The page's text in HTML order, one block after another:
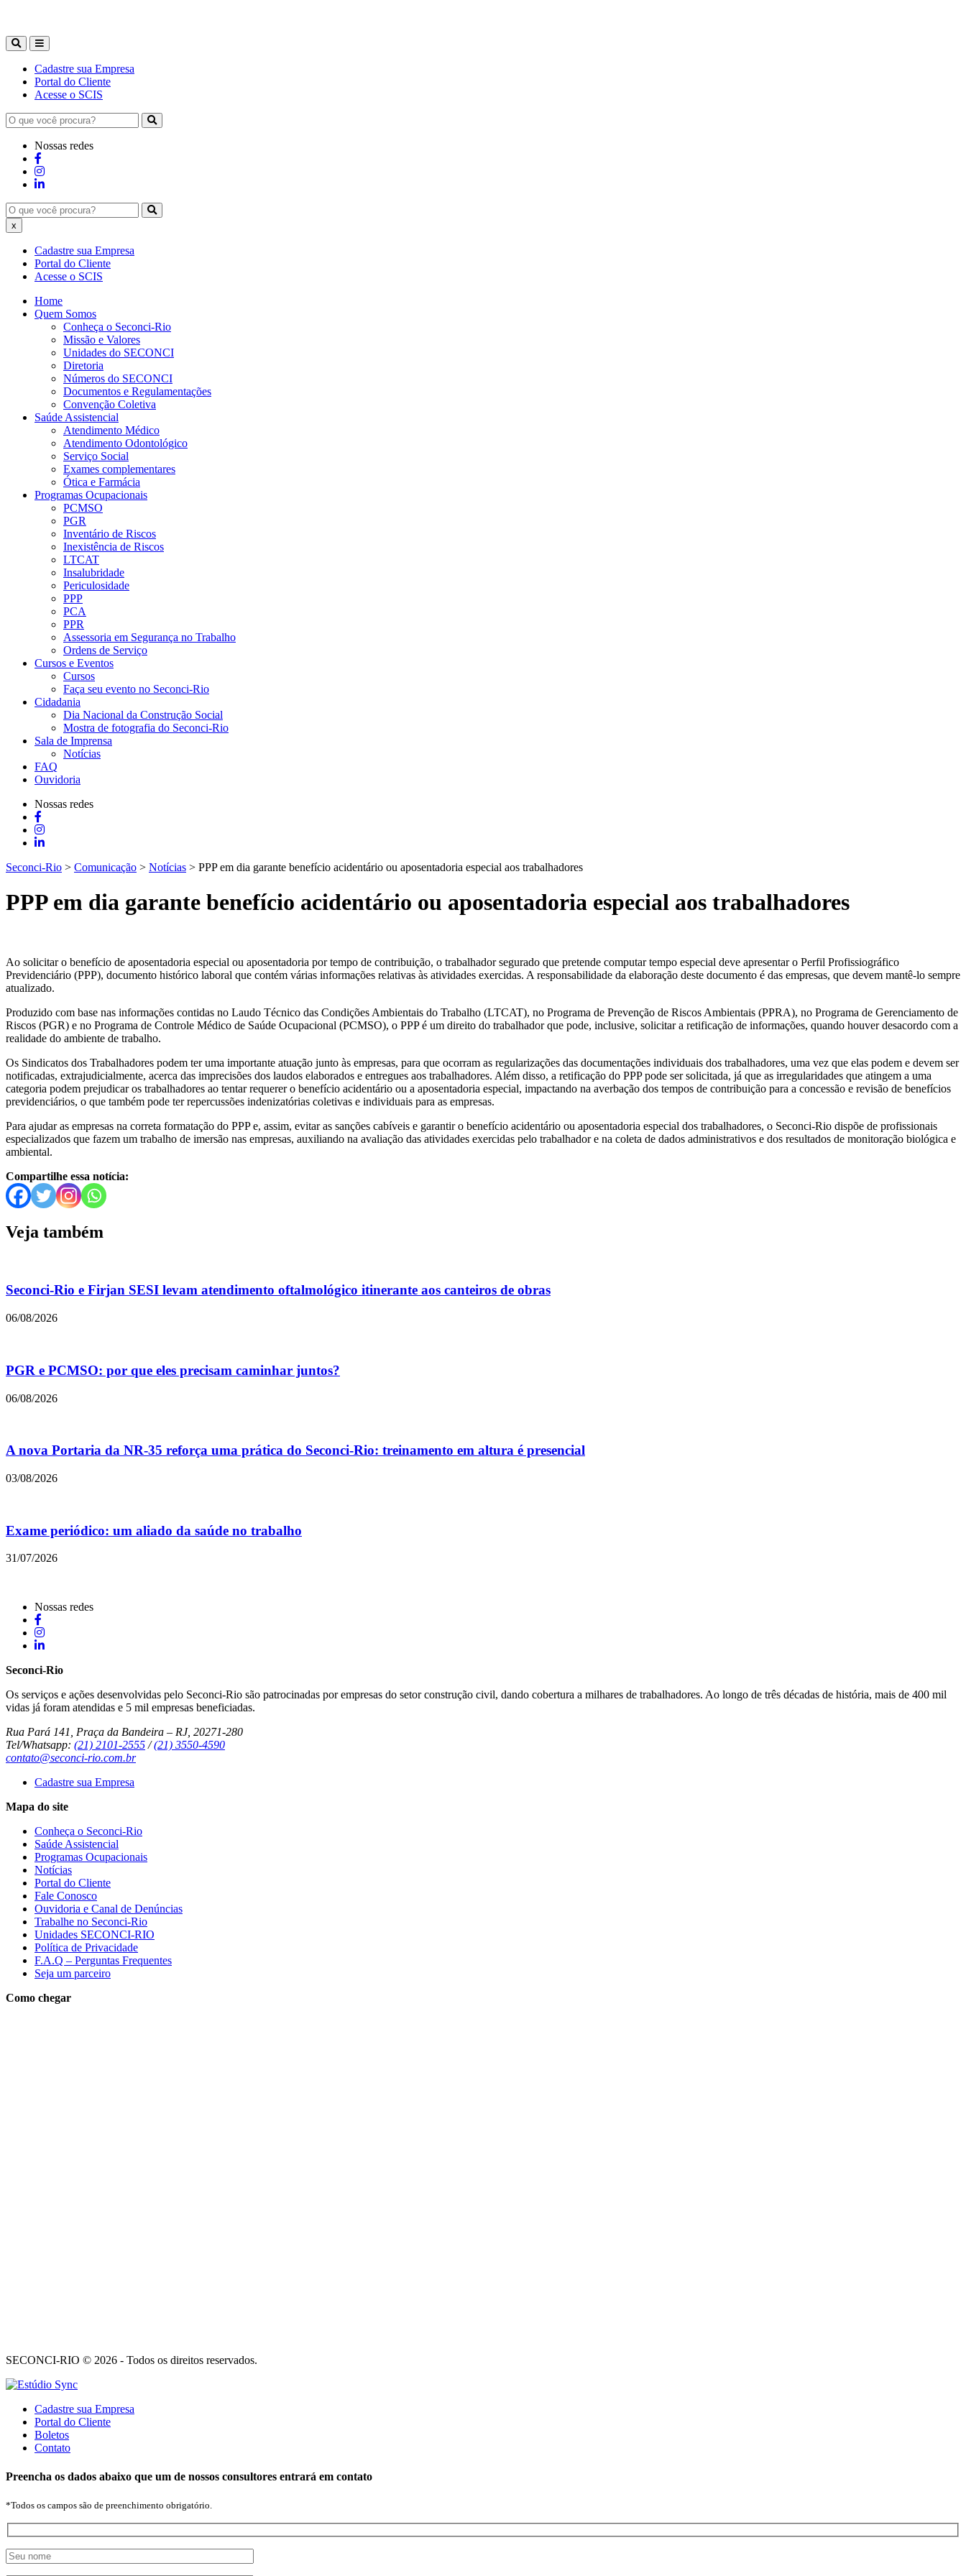
Cadastre sua Empresa
Portal do Cliente
Acesse o SCIS
Nossas redes
x
Cadastre sua Empresa
Portal do Cliente
Acesse o SCIS
Home
Quem Somos
Conheça o Seconci-Rio
Missão e Valores
Unidades do SECONCI
Diretoria
Números do SECONCI
Documentos e Regulamentações
Convenção Coletiva
Saúde Assistencial
Atendimento Médico
Atendimento Odontológico
Serviço Social
Exames complementares
Ótica e Farmácia
Programas Ocupacionais
PCMSO
PGR
Inventário de Riscos
Inexistência de Riscos
LTCAT
Insalubridade
Periculosidade
PPP
PCA
PPR
Assessoria em Segurança no Trabalho
Ordens de Serviço
Cursos e Eventos
Cursos
Faça seu evento no Seconci-Rio
Cidadania
Dia Nacional da Construção Social
Mostra de fotografia do Seconci-Rio
Sala de Imprensa
Notícias
FAQ
Ouvidoria
Nossas redes
Seconci-Rio > Comunicação > Notícias > PPP em dia garante benefício acidentário ou aposentadoria especial aos trabalhadores
PPP em dia garante benefício acidentário ou aposentadoria especial aos trabalhadores
Ao solicitar o benefício de aposentadoria especial ou aposentadoria por tempo de contribuição, o trabalhador segurado que pretende computar tempo especial deve apresentar o Perfil Profissiográfico
Previdenciário (PPP), documento histórico laboral que contém várias informações relativas às atividades exercidas. A responsabilidade da elaboração deste documento é das empresas, que devem mantê-lo sempre
atualizado.
Produzido com base nas informações contidas no Laudo Técnico das Condições Ambientais do Trabalho (LTCAT), no Programa de Prevenção de Riscos Ambientais (PPRA), no Programa de Gerenciamento de
Riscos (PGR) e no Programa de Controle Médico de Saúde Ocupacional (PCMSO), o PPP é um direito do trabalhador que pode, inclusive, solicitar a retificação de informações, quando houver desacordo com a
realidade do ambiente de trabalho.
Os Sindicatos dos Trabalhadores podem ter uma importante atuação junto às empresas, para que ocorram as regularizações das documentações individuais dos trabalhadores, uma vez que elas podem e devem ser
notificadas, extrajudicialmente, acerca das imprecisões dos laudos elaborados e entregues aos trabalhadores. Além disso, a retificação do PPP pode ser solicitada, já que as irregularidades que atingem a uma
categoria podem prejudicar os trabalhadores ao tentar requerer o benefício acidentário ou a aposentadoria especial, impactando na averbação dos tempos de contribuição para a concessão e revisão de benefícios
previdenciários, o que também pode ter repercussões indenizatórias coletivas e individuais para as empresas.
Para ajudar as empresas na correta formatação do PPP e, assim, evitar as sanções cabíveis e garantir o benefício acidentário ou aposentadoria especial dos trabalhadores, o Seconci-Rio dispõe de profissionais
especializados que fazem um trabalho de imersão nas empresas, auxiliando na avaliação das atividades exercidas pelo trabalhador e na coleta de dados administrativos e dos resultados de monitoração biológica e
ambiental.
Compartilhe essa notícia:
Veja também
Seconci-Rio e Firjan SESI levam atendimento oftalmológico itinerante aos canteiros de obras
06/08/2026
PGR e PCMSO: por que eles precisam caminhar juntos?
06/08/2026
A nova Portaria da NR-35 reforça uma prática do Seconci-Rio: treinamento em altura é presencial
03/08/2026
Exame periódico: um aliado da saúde no trabalho
31/07/2026
Nossas redes
Seconci-Rio
Os serviços e ações desenvolvidas pelo Seconci-Rio são patrocinadas por empresas do setor construção civil, dando cobertura a milhares de trabalhadores. Ao longo de três décadas de história, mais de 400 mil
vidas já foram atendidas e 5 mil empresas beneficiadas.
Rua Pará 141, Praça da Bandeira – RJ, 20271-280
Tel/Whatsapp: (21) 2101-2555/(21) 3550-4590
contato@seconci-rio.com.br
Cadastre sua Empresa
Mapa do site
Conheça o Seconci-Rio
Saúde Assistencial
Programas Ocupacionais
Notícias
Portal do Cliente
Fale Conosco
Ouvidoria e Canal de Denúncias
Trabalhe no Seconci-Rio
Unidades SECONCI-RIO
Política de Privacidade
F.A.Q – Perguntas Frequentes
Seja um parceiro
Como chegar
SECONCI-RIO © 2026 - Todos os direitos reservados.
Cadastre sua Empresa
Portal do Cliente
Boletos
Contato
Preencha os dados abaixo que um de nossos consultores entrará em contato
*Todos os campos são de preenchimento obrigatório.